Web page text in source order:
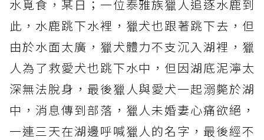
水覓食，某日；一位泰雅族獵人追逐水鹿到
此，水鹿跳下水裡，獵犬也跟著跳下去，但
由於水面太廣，獵犬體力不支沉入湖裡，獵
人為了救愛犬也跳下水中，但因湖底泥濘太
深無法脫身，最後獵人與愛犬一起溺斃於湖
中，消息傳到部落，獵人未婚妻心痛欲絕，
一連三天在湖邊呼喊獵人的名字，最後經不